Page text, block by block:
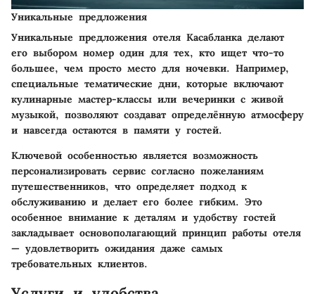
Уникальные предложения
Уникальные предложения отеля Касабланка делают
его выбором номер один для тех, кто ищет что-то
большее, чем просто место для ночевки. Например,
специальные тематические дни, которые включают
кулинарные мастер-классы или вечеринки с живой
музыкой, позволяют создават определённую атмосферу
и навсегда остаются в памяти у гостей.
Ключевой особенностью является возможность
персонализировать сервис согласно пожеланиям
путешественников, что определяет подход к
обслуживанию и делает его более гибким. Это
особенное внимание к деталям и удобству гостей
закладывает основополагающий принцип работы отеля
— удовлетворить ожидания даже самых
требовательных клиентов.